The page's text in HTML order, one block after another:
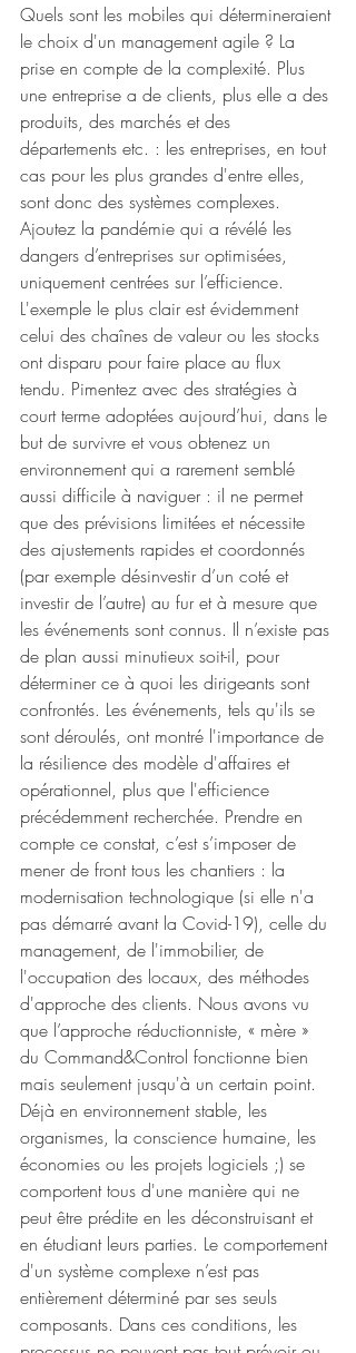
Quels sont les mobiles qui détermineraient
le choix d'un management agile ? La
prise en compte de la complexité. Plus
une entreprise a de clients, plus elle a des
produits, des marchés et des
départements etc. : les entreprises, en tout
cas pour les plus grandes d'entre elles,
sont donc des systèmes complexes.
Ajoutez la pandémie qui a révélé les
dangers d’entreprises sur optimisées,
uniquement centrées sur l’efficience.
L'exemple le plus clair est évidemment
celui des chaînes de valeur ou les stocks
ont disparu pour faire place au flux
tendu. Pimentez avec des stratégies à
court terme adoptées aujourd’hui, dans le
but de survivre et vous obtenez un
environnement qui a rarement semblé
aussi difficile à naviguer : il ne permet
que des prévisions limitées et nécessite
des ajustements rapides et coordonnés
(par exemple désinvestir d’un coté et
investir de l’autre) au fur et à mesure que
les événements sont connus. Il n’existe pas
de plan aussi minutieux soit-il, pour
déterminer ce à quoi les dirigeants sont
confrontés. Les événements, tels qu'ils se
sont déroulés, ont montré l'importance de
la résilience des modèle d'affaires et
opérationnel, plus que l'efficience
précédemment recherchée. Prendre en
compte ce constat, c’est s’imposer de
mener de front tous les chantiers : la
modernisation technologique (si elle n'a
pas démarré avant la Covid-19), celle du
management, de l'immobilier, de
l'occupation des locaux, des méthodes
d'approche des clients. Nous avons vu
que l’approche réductionniste, « mère »
du Command&Control fonctionne bien
mais seulement jusqu'à un certain point.
Déjà en environnement stable, les
organismes, la conscience humaine, les
économies ou les projets logiciels ;) se
comportent tous d'une manière qui ne
peut être prédite en les déconstruisant et
en étudiant leurs parties. Le comportement
d'un système complexe n’est pas
entièrement déterminé par ses seuls
composants. Dans ces conditions, les